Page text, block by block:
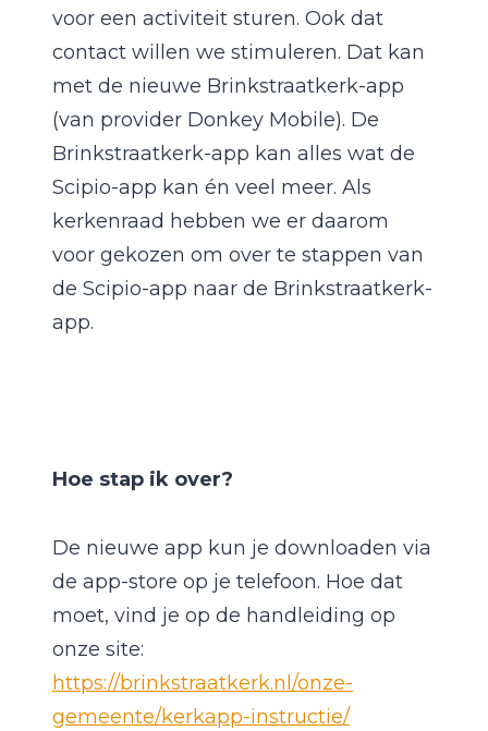
voor een activiteit sturen. Ook dat
contact willen we stimuleren. Dat kan
met de nieuwe Brinkstraatkerk-app
(van provider Donkey Mobile). De
Brinkstraatkerk-app kan alles wat de
Scipio-app kan én veel meer. Als
kerkenraad hebben we er daarom
voor gekozen om over te stappen van
de Scipio-app naar de Brinkstraatkerk-
app.
Hoe stap ik over?
De nieuwe app kun je downloaden via
de app-store op je telefoon. Hoe dat
moet, vind je op de handleiding op
onze site:
https://brinkstraatkerk.nl/onze-
gemeente/kerkapp-instructie/